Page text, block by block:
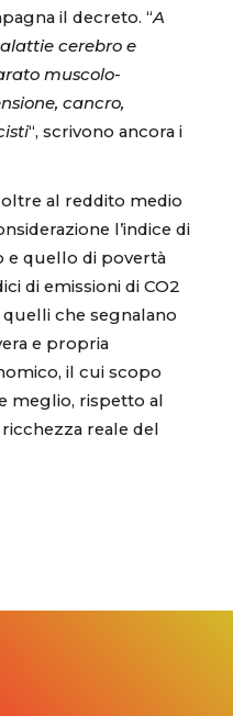
il decreto. “A
cerebro e
muscolo-
cancro,
“, scrivono ancora i
oltre al reddito medio
l’indice di
e quello di povertà
di emissioni di CO2
che segnalano
e propria
il cui scopo
meglio, rispetto al
reale del